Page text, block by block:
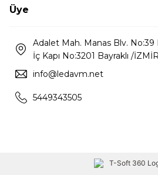
Üye
Adalet Mah. Manas Blv. No:39
İç Kapı No:3201 Bayraklı /İZMİR
info@ledavm.net
5449343505